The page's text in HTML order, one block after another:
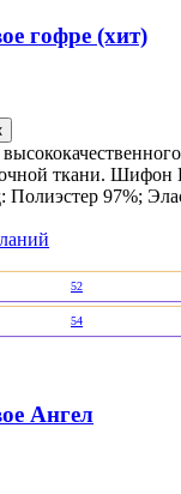
гофре (хит)
ткани. Шифон
Полиэстер 97%;
52
54
Ангел